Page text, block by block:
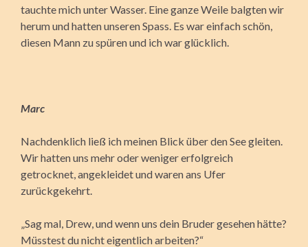
tauchte mich unter Wasser. Eine ganze Weile balgten wir
herum und hatten unseren Spass. Es war einfach schön,
diesen Mann zu spüren und ich war glücklich.
Marc
Nachdenklich ließ ich meinen Blick über den See gleiten.
Wir hatten uns mehr oder weniger erfolgreich
getrocknet, angekleidet und waren ans Ufer
zurückgekehrt.
„Sag mal, Drew, und wenn uns dein Bruder gesehen hätte?
Müsstest du nicht eigentlich arbeiten?“